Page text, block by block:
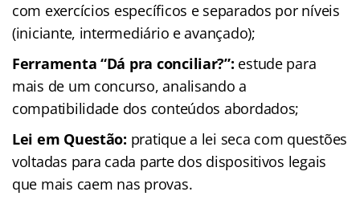
com exercícios específicos e separados por níveis
(iniciante, intermediário e avançado);
Ferramenta “Dá pra conciliar?”: estude para
mais de um concurso, analisando a
compatibilidade dos conteúdos abordados;
Lei em Questão: pratique a lei seca com questões
voltadas para cada parte dos dispositivos legais
que mais caem nas provas.